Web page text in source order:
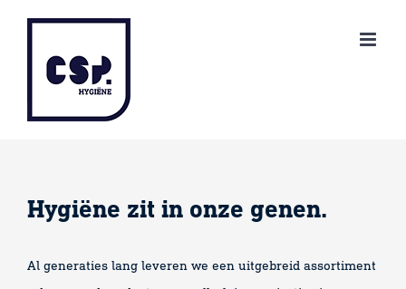
Hygiëne zit in onze genen.
Al generaties lang leveren we een uitgebreid assortiment